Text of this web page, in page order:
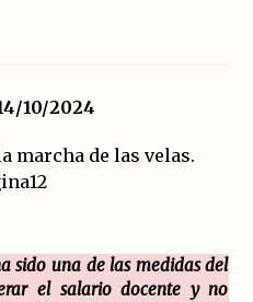
marxista leninista?
10/2024
sido una de las medidas del
el salario docente y no